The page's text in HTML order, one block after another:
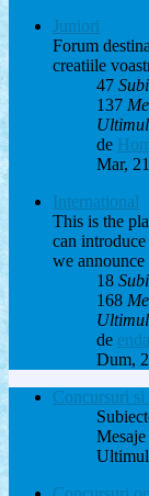
Juniori
Forum
creatiile
47
137
de
Mar,
International
This is the
can
we
18
168
de
Dum,
Concursuri
Mesaje
Ultimul